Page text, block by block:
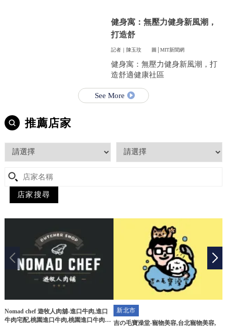
藉。當愛寵的生命走到盡頭時，
飼主們往往陷入深深的悲傷，而
如何讓他們走得體面、安心，成
的訴求。
健身寓：無壓力健身新風潮，
打造舒
記者｜陳玉玟 圖│MIT新聞網
健身寓：無壓力健身新風潮，打
造舒適健康社區
See More
推薦店家
Nomad chef 遊牧人肉舖-進口牛肉,進口
牛肉宅配,桃園進口牛肉,桃園進口牛肉宅
新北市
吉の毛寶澡堂-寵物美容,台北寵物美容,